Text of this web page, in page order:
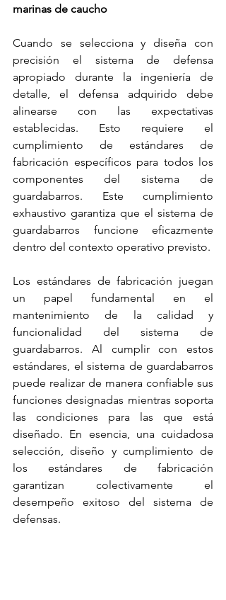
marinas de caucho
Cuando se selecciona y diseña con
precisión el sistema de defensa
apropiado durante la ingeniería de
detalle, el defensa adquirido debe
alinearse con las expectativas
establecidas. Esto requiere el
cumplimiento de estándares de
fabricación específicos para todos los
componentes del sistema de
guardabarros. Este cumplimiento
exhaustivo garantiza que el sistema de
guardabarros funcione eficazmente
dentro del contexto operativo previsto.
Los estándares de fabricación juegan
un papel fundamental en el
mantenimiento de la calidad y
funcionalidad del sistema de
guardabarros. Al cumplir con estos
estándares, el sistema de guardabarros
puede realizar de manera confiable sus
funciones designadas mientras soporta
las condiciones para las que está
diseñado. En esencia, una cuidadosa
selección, diseño y cumplimiento de
los estándares de fabricación
garantizan colectivamente el
desempeño exitoso del sistema de
defensas.